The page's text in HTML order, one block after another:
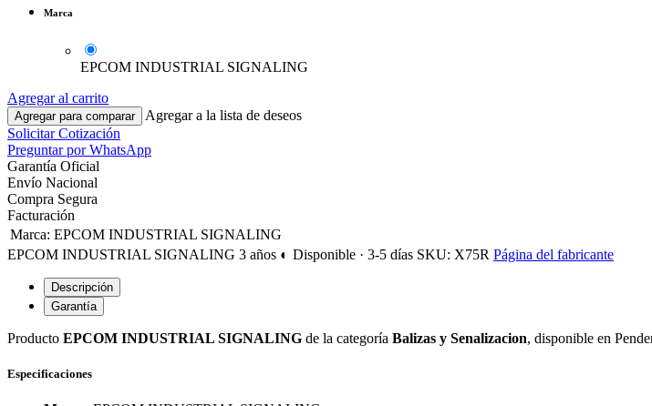
Marca
EPCOM INDUSTRIAL SIGNALING
Agregar al carrito
Agregar para comparar
Agregar a la lista de deseos
Solicitar Cotización
Preguntar por WhatsApp
Garantía Oficial
Envío Nacional
Compra Segura
Facturación
Marca: EPCOM INDUSTRIAL SIGNALING
EPCOM INDUSTRIAL SIGNALING 3 años ◐ Disponible · 3-5 días SKU: X75R Página del fabricante
Descripción
Garantía
Producto EPCOM INDUSTRIAL SIGNALING de la categoría Balizas y Senalizacion, disponible en
Especificaciones